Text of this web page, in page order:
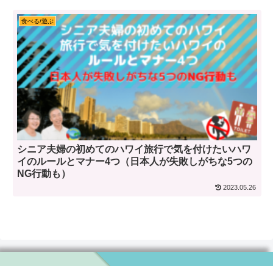
食べる/遊ぶ
シニア夫婦の初めてのハワイ旅行で気を付けたいハワ
イのルールとマナー4つ（日本人が失敗しがちな5つの
NG行動も）
2023.05.26